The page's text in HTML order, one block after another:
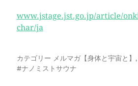
www.jstage.jst.go.jp/article/
char/ja
カテゴリー メルマガ【身体と宇宙と】 ,
ナノミストサウナ